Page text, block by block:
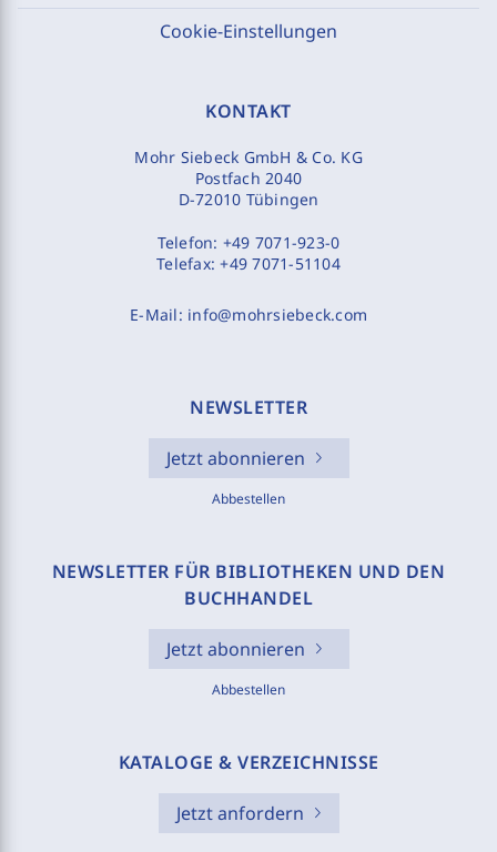
Cookie-Einstellungen
KONTAKT
Mohr Siebeck GmbH & Co. KG
Postfach 2040
D-72010 Tübingen
Telefon: +49 7071-923-0
Telefax:+49 7071-51104
E-Mail: info@mohrsiebeck.com
NEWSLETTER
Jetzt abonnieren
Abbestellen
NEWSLETTER FÜR BIBLIOTHEKEN UND DEN
BUCHHANDEL
Jetzt abonnieren
Abbestellen
KATALOGE & VERZEICHNISSE
Jetzt anfordern